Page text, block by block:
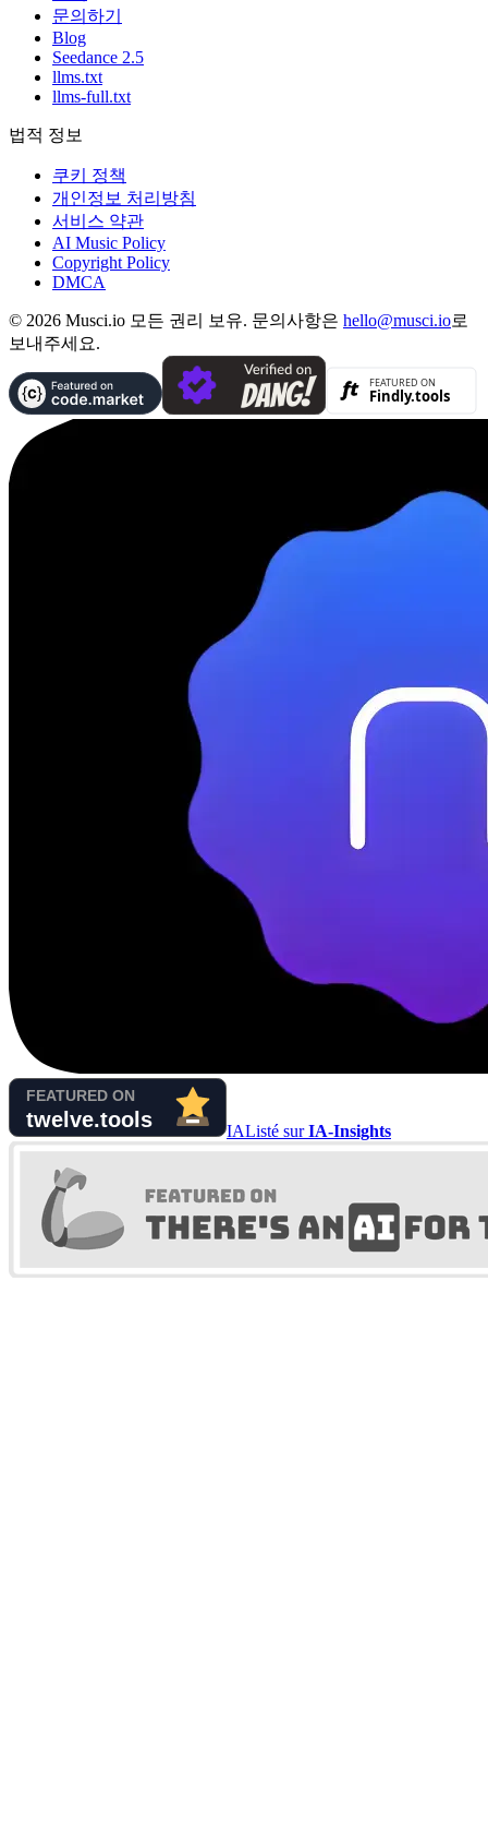
문의하기
Blog
Seedance 2.5
llms.txt
llms-full.txt
법적 정보
쿠키 정책
개인정보 처리방침
서비스 약관
AI Music Policy
Copyright Policy
DMCA
© 2026 Musci.io 모든 권리 보유. 문의사항은 hello@musci.io로
보내주세요.
IAListé surIA-Insights